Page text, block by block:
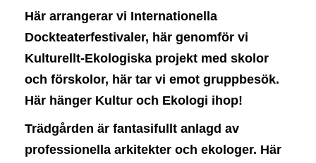
Här arrangerar vi Internationella
Dockteaterfestivaler, här genomför vi
Kulturellt-Ekologiska projekt med skolor
och förskolor, här tar vi emot gruppbesök.
Här hänger Kultur och Ekologi ihop!
Trädgården är fantasifullt anlagd av
professionella arkitekter och ekologer. Här